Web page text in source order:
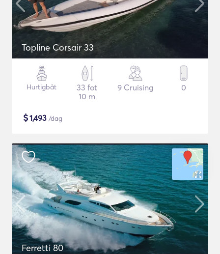
Topline Corsair 33
Hurtigbåt
33 fot
10 m
9 Cruising 0
$1,493 /dag
Ferretti 80